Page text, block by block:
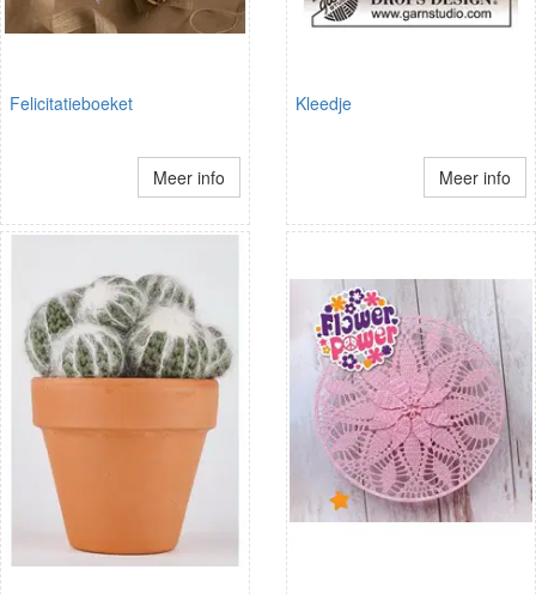
Felicitatieboeket
Meer info
Kleedje
Meer info